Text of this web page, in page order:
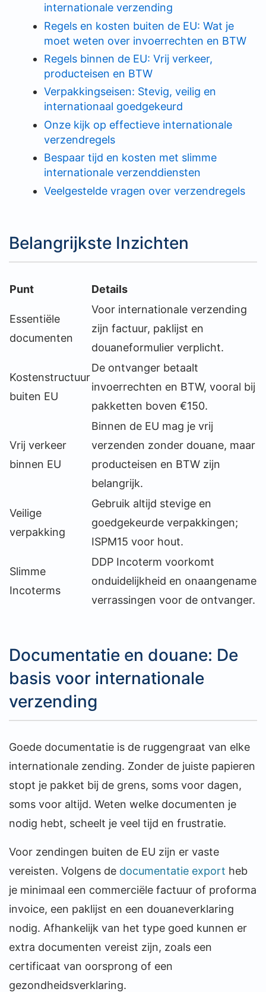
internationale verzending
Regels en kosten buiten de EU: Wat je
moet weten over invoerrechten en BTW
Regels binnen de EU: Vrij verkeer,
producteisen en BTW
Verpakkingseisen: Stevig, veilig en
internationaal goedgekeurd
Onze kijk op effectieve internationale
verzendregels
Bespaar tijd en kosten met slimme
internationale verzenddiensten
Veelgestelde vragen over verzendregels
Belangrijkste Inzichten
Punt Details
Essentiële
documenten
Voor internationale verzending
zijn factuur, paklijst en
douaneformulier verplicht.
Kostenstructuur
buiten EU
De ontvanger betaalt
invoerrechten en BTW, vooral bij
pakketten boven €150.
Vrij verkeer
binnen EU
Binnen de EU mag je vrij
verzenden zonder douane, maar
producteisen en BTW zijn
belangrijk.
Veilige
verpakking
Gebruik altijd stevige en
goedgekeurde verpakkingen;
ISPM15 voor hout.
Slimme
Incoterms
DDP Incoterm voorkomt
onduidelijkheid en onaangename
verrassingen voor de ontvanger.
Documentatie en douane: De
basis voor internationale
verzending
Goede documentatie is de ruggengraat van elke
internationale zending. Zonder de juiste papieren
stopt je pakket bij de grens, soms voor dagen,
soms voor altijd. Weten welke documenten je
nodig hebt, scheelt je veel tijd en frustratie.
Voor zendingen buiten de EU zijn er vaste
vereisten. Volgens de documentatie export heb
je minimaal een commerciële factuur of proforma
invoice, een paklijst en een douaneverklaring
nodig. Afhankelijk van het type goed kunnen er
extra documenten vereist zijn, zoals een
certificaat van oorsprong of een
gezondheidsverklaring.